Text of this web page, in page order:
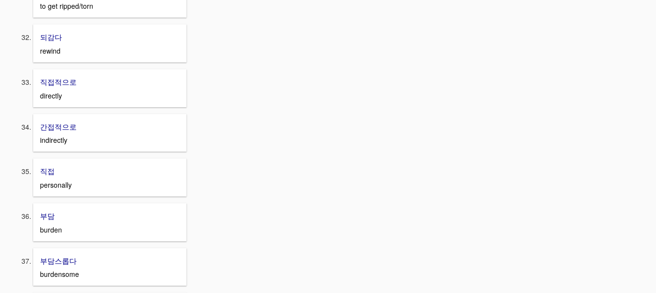
to get ripped/torn
되감다
rewind
직접적으로
directly
간접적으로
indirectly
직접
personally
부담
burden
부담스롭다
burdensome